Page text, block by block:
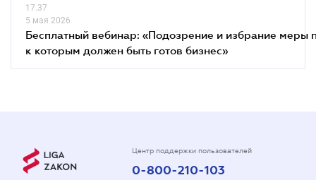
17.37
5 мая 2026
Бесплатный вебинар: «Подозрение и избрание меры
к которым должен быть готов бизнес»
Центр поддержки пользователей
0-800-210-103